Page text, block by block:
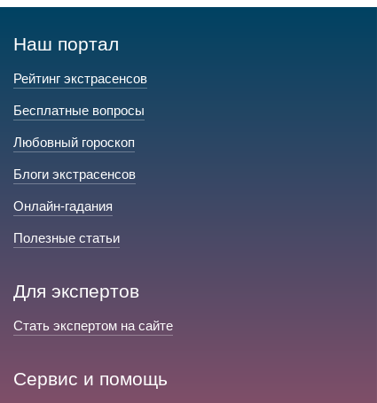
Наш портал
Рейтинг экстрасенсов
Бесплатные вопросы
Любовный гороскоп
Блоги экстрасенсов
Онлайн-гадания
Полезные статьи
Для экспертов
Стать экспертом на сайте
Сервис и помощь